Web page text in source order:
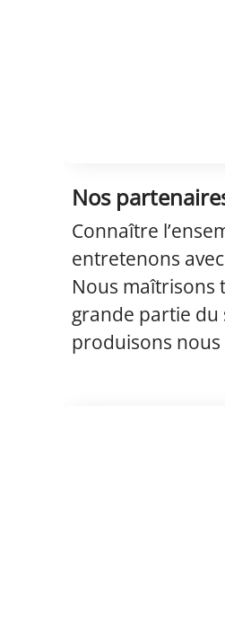
Nos
Connaître
entretenons
Nous maîtrisons
grande partie du
produisons